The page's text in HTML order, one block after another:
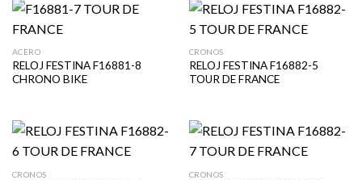
ACERO
RELOJ FESTINA F16881-8
CHRONO BIKE
CRONOS
RELOJ FESTINA F16882-5
TOUR DE FRANCE
CRONOS CRONOS